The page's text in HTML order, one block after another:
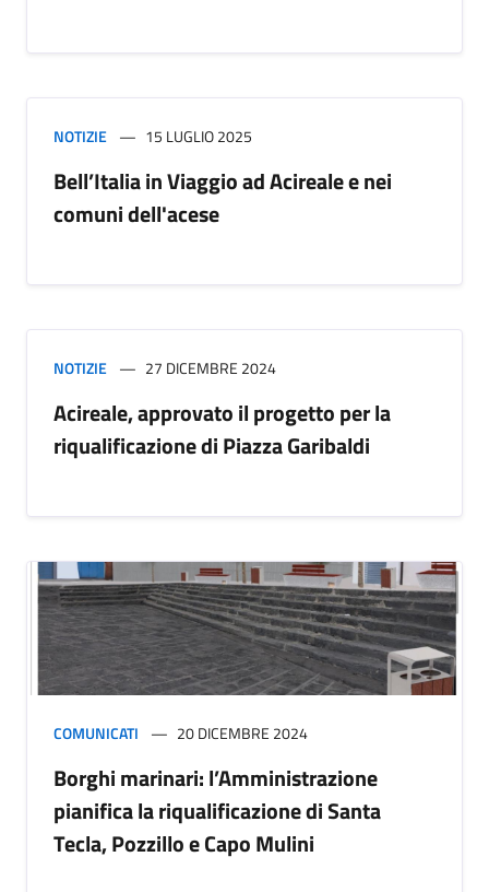
NOTIZIE 15 LUGLIO 2025
Bell’Italia in Viaggio ad Acireale e nei
comuni dell'acese
NOTIZIE 27 DICEMBRE 2024
Acireale, approvato il progetto per la
riqualificazione di Piazza Garibaldi
COMUNICATI 20 DICEMBRE 2024
Borghi marinari: l’Amministrazione
pianifica la riqualificazione di Santa
Tecla, Pozzillo e Capo Mulini